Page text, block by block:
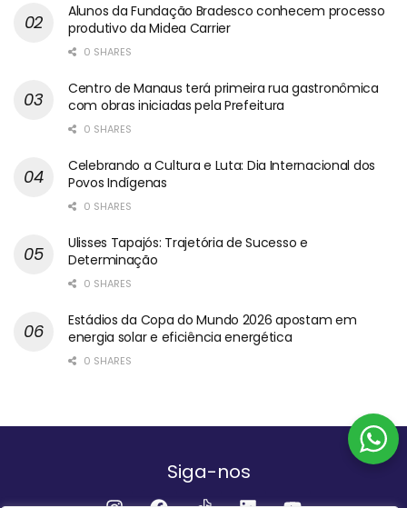
Alunos da Fundação Bradesco conhecem processo
produtivo da Midea Carrier
0 SHARES
Centro de Manaus terá primeira rua gastronômica
com obras iniciadas pela Prefeitura
0 SHARES
Celebrando a Cultura e Luta: Dia Internacional dos
Povos Indígenas
0 SHARES
Ulisses Tapajós: Trajetória de Sucesso e
Determinação
0 SHARES
Estádios da Copa do Mundo 2026 apostam em
energia solar e eficiência energética
0 SHARES
Siga-nos